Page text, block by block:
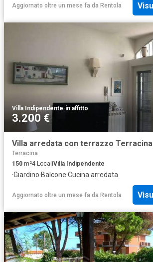
Aggiornato oltre un mese fa da Rentola
Villa Indipendente·in affitto
3.200 €
Villa arredata con terrazzo Terracina
Terracina
150 m²4 LocaliVilla Indipendente
·Giardino·Balcone·Cucina arredata
Aggiornato oltre un mese fa da Rentola